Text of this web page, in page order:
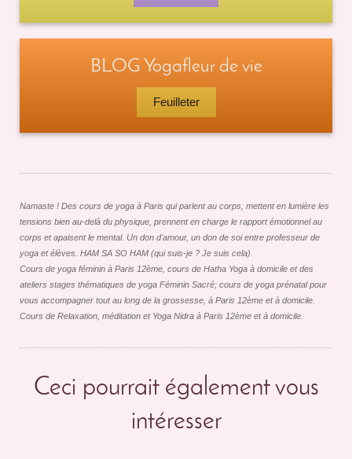
BLOG Yogafleur de vie
Feuilleter
Namaste ! Des cours de yoga à Paris qui parlent au corps, mettent en lumière les
tensions bien au-delà du physique, prennent en charge le rapport émotionnel au
corps et apaisent le mental. Un don d'amour, un don de soi entre professeur de
yoga et élèves. HAM SA SO HAM (qui suis-je ? Je suis cela).
Cours de yoga féminin à Paris 12ème, cours de Hatha Yoga à domicile et des
ateliers stages thématiques de yoga Féminin Sacré; cours de yoga prénatal pour
vous accompagner tout au long de la grossesse, à Paris 12ème et à domicile.
Cours de Relaxation, méditation et Yoga Nidra à Paris 12ème et à domicile.
Ceci pourrait également vous
intéresser